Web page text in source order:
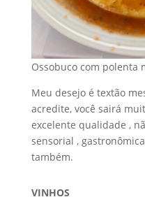
Ossobuco com polenta
Meu desejo é textão
acredite, você sairá
excelente qualidade ,
sensorial ,
também.
VINHOS